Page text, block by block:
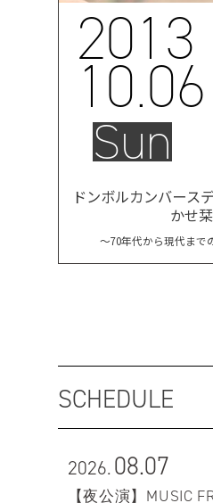
2013
10.06
Sun
ドンボルカンバース
かせ
〜70年代から現代まで
SCHEDULE
2026.08.07
【夜公演】MUSIC